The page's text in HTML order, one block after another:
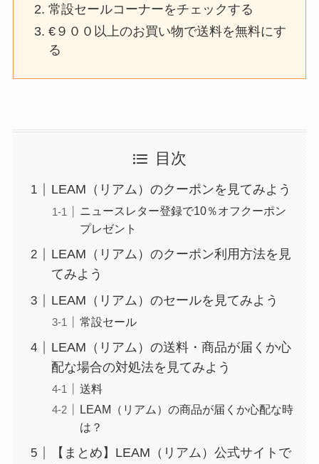
常設セールコーナーをチェックする
€９００以上のお買い物で送料を無料にす
る
目次
LEAM（リアム）のクーポンを見てみよう
ニュースレター登録で10％オフクーポン
プレゼント
LEAM（リアム）のクーポン利用方法を見
てみよう
LEAM（リアム）のセールを見てみよう
常設セール
LEAM（リアム）の送料・商品が届くか心
配な場合の対処法を見てみよう
送料
LEAM（リアム）の商品が届くか心配な時
は？
【まとめ】LEAM（リアム）公式サイトで